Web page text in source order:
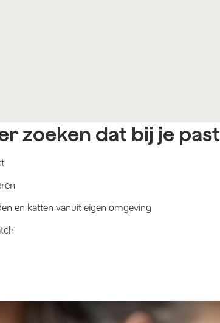
zoeken dat bij je past
en katten vanuit eigen omgeving